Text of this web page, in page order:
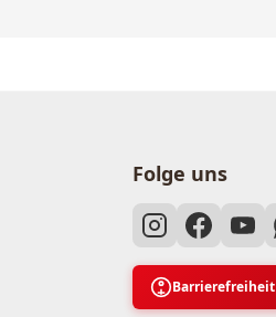
Folge uns
Barrierefreiheit